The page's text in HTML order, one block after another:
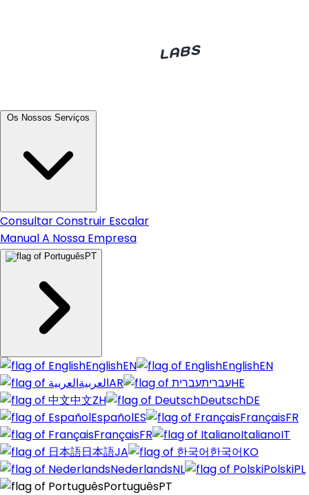
ConsultarConstruir Escalar
ManualA Nossa Empresa
PT
EnglishEN EnglishEN
العربيةAR עבריתHE
中文ZH DeutschDE
EspañolES FrançaisFR
FrançaisFR ItalianoIT
日本語JA 한국어KO
NederlandsNL PolskiPL
PortuguêsPT